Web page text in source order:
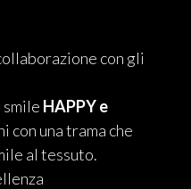
con gli
HAPPY e
con una trama che
al tessuto.